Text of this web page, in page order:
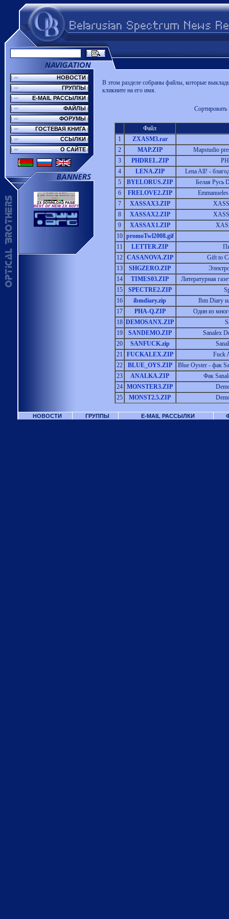
НОВОСТИ
ГРУППЫ
E-MAIL РАССЫЛКИ
ФАЙЛЫ
ФОРУМЫ
ГОСТЕВАЯ КНИГА
ССЫЛКИ
О САЙТЕ
В этом разделе собраны файлы, которые
кликните на его имя.
Сортировать
Файл
1
ZXASM3.rar
2
MAP.ZIP
Mapstudio
3
PHDREL.ZIP
4
LENA.ZIP
Lena All! -
5
BYELORUS.ZIP
Белая Русь
6
FRELOVE2.ZIP
7
XASSAX3.ZIP
8
XASSAX2.ZIP
9
XASSAX1.ZIP
10 promoTwl2008.gif
11
LETTER.ZIP
12
CASANOVA.ZIP
Gift to
13
SHGZERO.ZIP
14
TIMES03.ZIP
Литературная
15
SPECTRE2.ZIP
16
ibmdiary.zip
Ibm Diary
17
PHA-Q.ZIP
Один из
18 DEMOSANX.ZIP
19
SANDEMO.ZIP
Sanalex
20
SANFUCK.zip
21
FUCKALEX.ZIP
Fuck
22
BLUE_OYS.ZIP
Blue Oyster - фак
23
ANALKA.ZIP
Фак
24
MONSTER3.ZIP
25
MONST2.5.ZIP